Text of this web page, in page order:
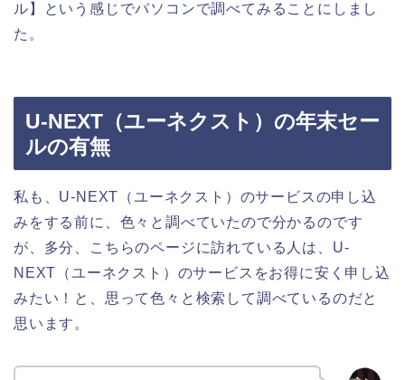
ル】という感じでパソコンで調べてみることにしまし
た。
U-NEXT（ユーネクスト）の年末セー
ルの有無
私も、U-NEXT（ユーネクスト）のサービスの申し込
みをする前に、色々と調べていたので分かるのです
が、多分、こちらのページに訪れている人は、U-
NEXT（ユーネクスト）のサービスをお得に安く申し込
みたい！と、思って色々と検索して調べているのだと
思います。